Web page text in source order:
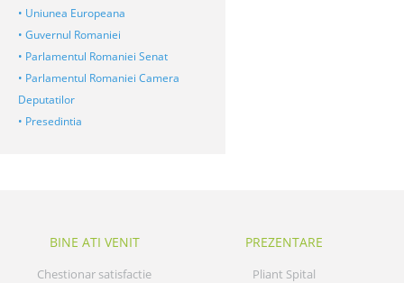
• Uniunea Europeana
• Guvernul Romaniei
• Parlamentul Romaniei Senat
• Parlamentul Romaniei Camera
Deputatilor
• Presedintia
BINE ATI VENIT
Chestionar satisfactie
PREZENTARE
Pliant Spital